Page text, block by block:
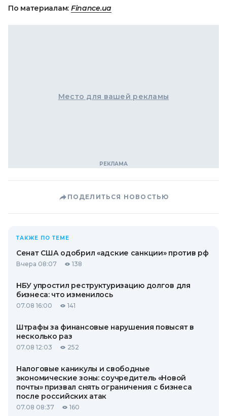
По материалам: Finance.ua
Место для вашей рекламы
ПОДЕЛИТЬСЯ НОВОСТЬЮ
ТАКЖЕ ПО ТЕМЕ
Сенат США одобрил «адские санкции» против рф
Вчера 08:07 138
НБУ упростил реструктуризацию долгов для
бизнеса: что изменилось
07.08 16:00 141
Штрафы за финансовые нарушения повысят в
несколько раз
07.08 12:03 252
Налоговые каникулы и свободные
экономические зоны: соучредитель «Новой
почты» призвал снять ограничения с бизнеса
после российских атак
07.08 08:37 160